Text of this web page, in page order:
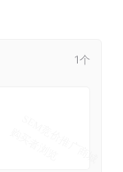
1个